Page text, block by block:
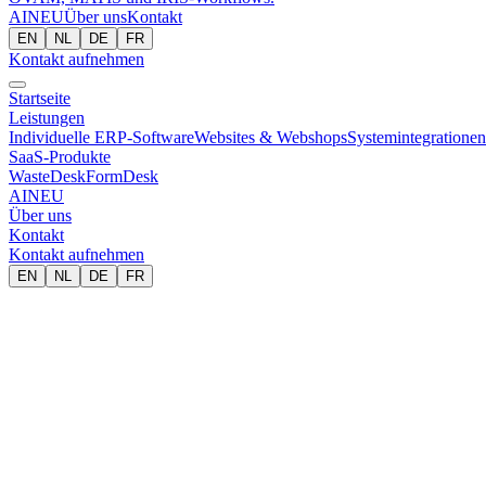
AINEUÜber unsKontakt
EN NL DE FR
Kontakt aufnehmen
Startseite
Leistungen
Individuelle ERP-SoftwareWebsites & Webshops
SaaS-Produkte
WasteDeskFormDesk
AINEU
Über uns
Kontakt
Kontakt aufnehmen
EN NL DE FR